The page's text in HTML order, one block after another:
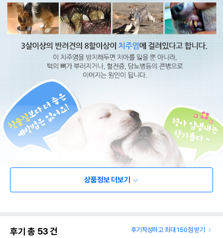
상품정보 더보기
후기 총 53건 후기작성하고 최대 150점 받기